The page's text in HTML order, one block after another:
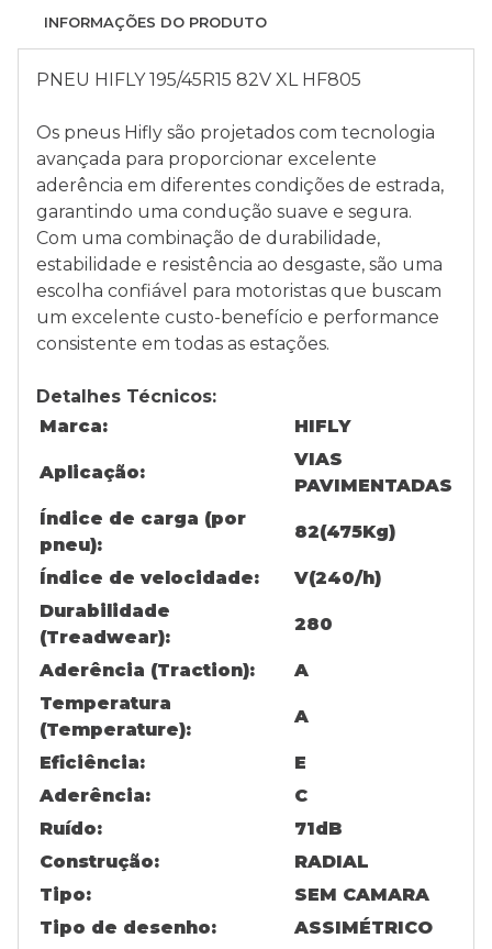
INFORMAÇÕES DO PRODUTO
PNEU HIFLY 195/45R15 82V XL HF805
Os pneus Hifly são projetados com tecnologia
avançada para proporcionar excelente
aderência em diferentes condições de estrada,
garantindo uma condução suave e segura.
Com uma combinação de durabilidade,
estabilidade e resistência ao desgaste, são uma
escolha confiável para motoristas que buscam
um excelente custo-benefício e performance
consistente em todas as estações.
Detalhes Técnicos:
Marca:
HIFLY
Aplicação:
VIAS
PAVIMENTADAS
Índice de carga (por
pneu):
82(475Kg)
Índice de velocidade:
V(240/h)
Durabilidade
(Treadwear):
280
Aderência (Traction):
A
Temperatura
(Temperature):
A
Eficiência:
E
Aderência:
C
Ruído:
71dB
Construção:
RADIAL
Tipo:
SEM CAMARA
Tipo de desenho:
ASSIMÉTRICO